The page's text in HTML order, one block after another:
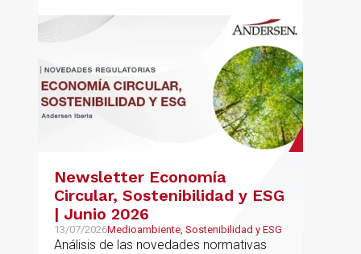
Newsletter Economía
Circular, Sostenibilidad y ESG
| Junio 2026
13/07/2026Medioambiente, Sostenibilidad y ESG
Análisis de las novedades normativas